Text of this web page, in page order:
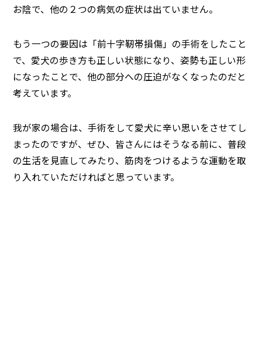
お陰で、他の２つの病気の症状は出ていません。
もう一つの要因は「前十字靭帯損傷」の手術をしたこと
で、愛犬の歩き方も正しい状態になり、姿勢も正しい形
になったことで、他の部分への圧迫がなくなったのだと
考えています。
我が家の場合は、手術をして愛犬に辛い思いをさせてし
まったのですが、ぜひ、皆さんにはそうなる前に、普段
の生活を見直してみたり、筋肉をつけるような運動を取
り入れていただければと思っています。